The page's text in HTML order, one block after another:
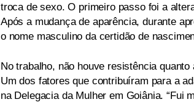
troca de sexo. O primeiro passo foi a
Após a mudança de aparência, durante
o nome masculino da certidão de
No trabalho, não houve resistência
Um dos fatores que contribuíram para a
na Delegacia da Mulher em Goiânia. “Fui